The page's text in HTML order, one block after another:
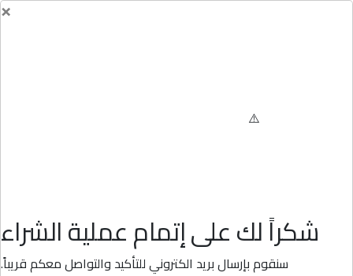
×
شكراً لك على إتمام عملية الشراء
سنقوم بإرسال بريد الكتروني للتأكيد والتواصل معكم قريباً.